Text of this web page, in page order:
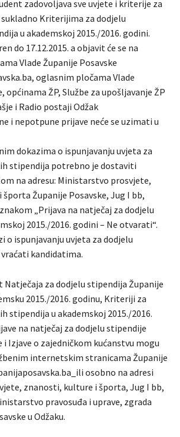
zadovoljava sve uvjete i kriterije za
Kriterijima za dodjelu
u akademskoj 2015./2016. godini.
do 17.12.2015. a objavit će se na
Vlade Županije Posavske
oglasnim pločama Vlade
općinama ŽP, Službe za upošljavanje ŽP
i Radio postaji Odžak
i nepotpune prijave neće se uzimati u
dokazima o ispunjavanju uvjeta za
stipendija potrebno je dostaviti
na adresu: Ministarstvo prosvjete,
Županije Posavske, Jug I bb,
„Prijava na natječaj za dodjelu
2015./2016. godini – Ne otvarati“.
o ispunjavanju uvjeta za dodjelu
kandidatima.
Natječaja za dodjelu stipendija Županije
2015./2016. godinu, Kriteriji za
stipendija u akademskoj 2015./2016.
na natječaj za dodjelu stipendije
i Izjave o zajedničkom kućanstvu mogu
internetskim stranicama Županije
osobno na adresi
znanosti, kulture i športa, Jug I bb,
pravosuđa i uprave, zgrada
u Odžaku.